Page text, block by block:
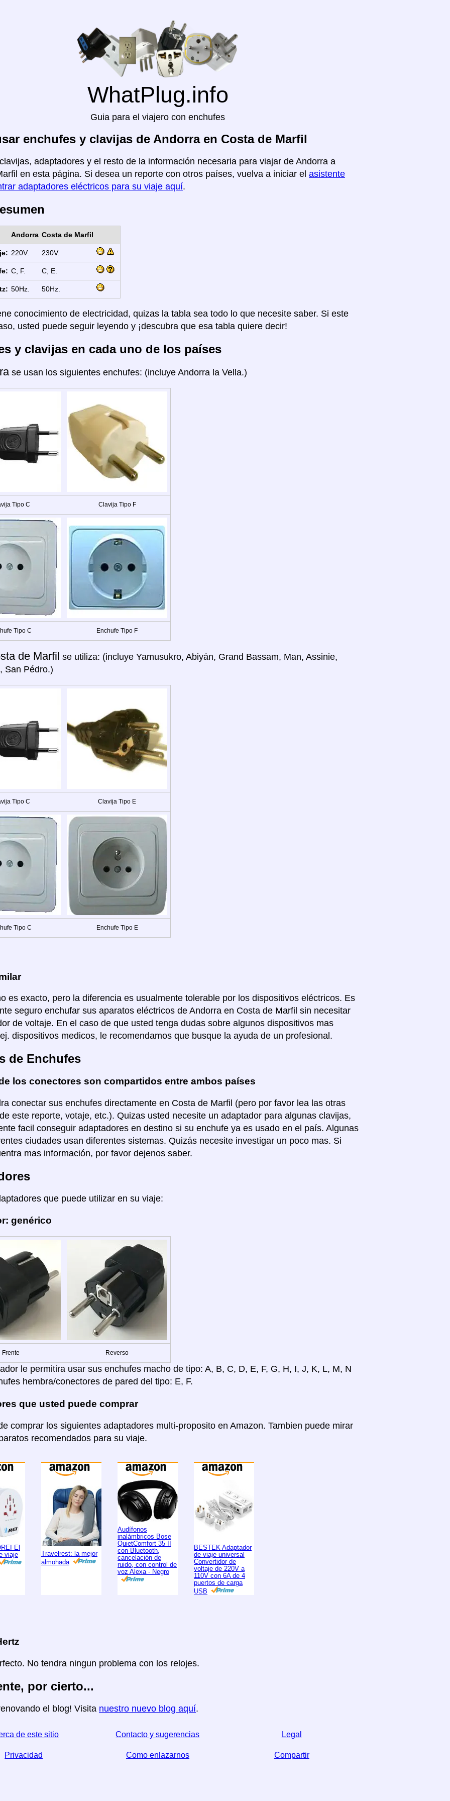
WhatPlug.info
Guia para el viajero con enchufes
enchufes y clavijas de Andorra en Costa de Marfil
adaptadores y el resto de la información necesaria para viajar de Andorra a
en esta página. Si desea un reporte con otros países, vuelva a iniciar el asistente
adaptadores eléctricos para su viaje aquí.
Andorra Costa de Marfil
220V. 230V.
C, F. C, E.
50Hz. 50Hz.
conocimiento de electricidad, quizas la tabla sea todo lo que necesite saber. Si este
usted puede seguir leyendo y ¡descubra que esa tabla quiere decir!
y clavijas en cada uno de los países
se usan los siguientes enchufes: (incluye Andorra la Vella.)
Tipo C Clavija Tipo F
Tipo C Enchufe Tipo F
de Marfil se utiliza: (incluye Yamusukro, Abiyán, Grand Bassam, Man, Assinie,
San Pédro.)
Tipo C Clavija Tipo E
Tipo C Enchufe Tipo E
es exacto, pero la diferencia es usualmente tolerable por los dispositivos eléctricos. Es
seguro enchufar sus aparatos eléctricos de Andorra en Costa de Marfil sin necesitar
de voltaje. En el caso de que usted tenga dudas sobre algunos dispositivos mas
dispositivos medicos, le recomendamos que busque la ayuda de un profesional.
de Enchufes
los conectores son compartidos entre ambos países
conectar sus enchufes directamente en Costa de Marfil (pero por favor lea las otras
este reporte, votaje, etc.). Quizas usted necesite un adaptador para algunas clavijas,
facil conseguir adaptadores en destino si su enchufe ya es usado en el país. Algunas
ciudades usan diferentes sistemas. Quizás necesite investigar un poco mas. Si
mas información, por favor dejenos saber.
que puede utilizar en su viaje:
genérico
Frente Reverso
le permitira usar sus enchufes macho de tipo: A, B, C, D, E, F, G, H, I, J, K, L, M, N
hembra/conectores de pared del tipo: E, F.
que usted puede comprar
comprar los siguientes adaptadores multi-proposito en Amazon. Tambien puede mirar
recomendados para su viaje.
El
viaje
Travelrest: la mejor
almohada
Audífonos
inalámbricos Bose
QuietComfort 35 II
con Bluetooth,
cancelación de
ruido, con control de
voz Alexa - Negro
BESTEK Adaptador
de viaje universal
Convertidor de
voltaje de 220V a
110V con 6A de 4
puertos de carga
USB
No tendra ningun problema con los relojes.
por cierto...
el blog! Visita nuestro nuevo blog aquí.
de este sitio Contacto y sugerencias Legal
Privacidad Como enlazarnos Compartir